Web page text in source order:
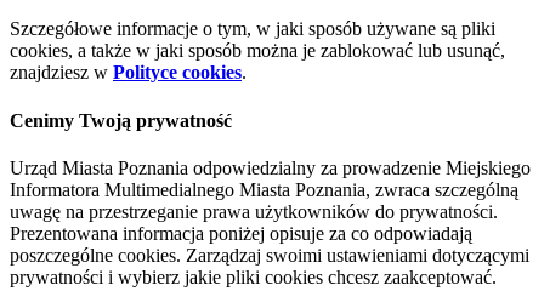
Szczegółowe informacje o tym, w jaki sposób używane są pliki
cookies, a także w jaki sposób można je zablokować lub usunąć,
znajdziesz w Polityce cookies.
Cenimy Twoją prywatność
Urząd Miasta Poznania odpowiedzialny za prowadzenie Miejskiego
Informatora Multimedialnego Miasta Poznania, zwraca szczególną
uwagę na przestrzeganie prawa użytkowników do prywatności.
Prezentowana informacja poniżej opisuje za co odpowiadają
poszczególne cookies. Zarządzaj swoimi ustawieniami dotyczącymi
prywatności i wybierz jakie pliki cookies chcesz zaakceptować.